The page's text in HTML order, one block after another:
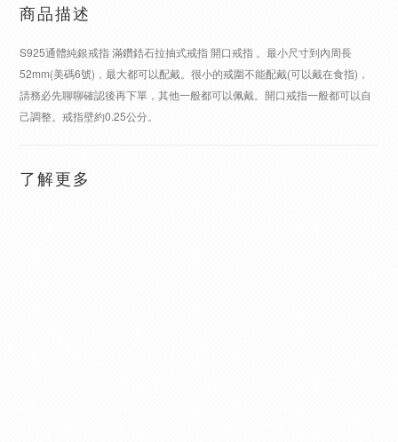
商品描述
S925通體純銀戒指 滿鑽鋯石拉抽式戒指 開口戒指 。最小尺寸到內周長
52mm(美碼6號)，最大都可以配戴。很小的戒圍不能配戴(可以戴在食指)，
請務必先聊聊確認後再下單，其他一般都可以佩戴。開口戒指一般都可以自
己調整。戒指壁約0.25公分。
了解更多